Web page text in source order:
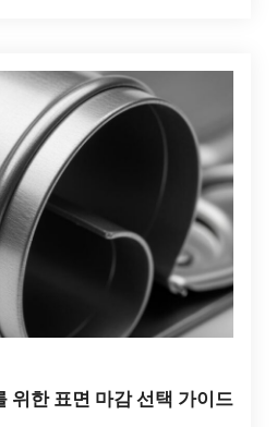
위한 표면 마감 선택 가이드